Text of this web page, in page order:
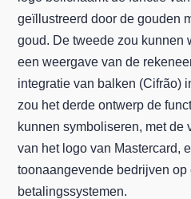
geïllustreerd door de gouden
goud. De tweede zou kunnen
een weergave van de
integratie van balken (Cifrão)
zou het derde ontwerp de
kunnen symboliseren, met de
van het logo van Mastercard,
toonaangevende bedrijven op
betalingssystemen.